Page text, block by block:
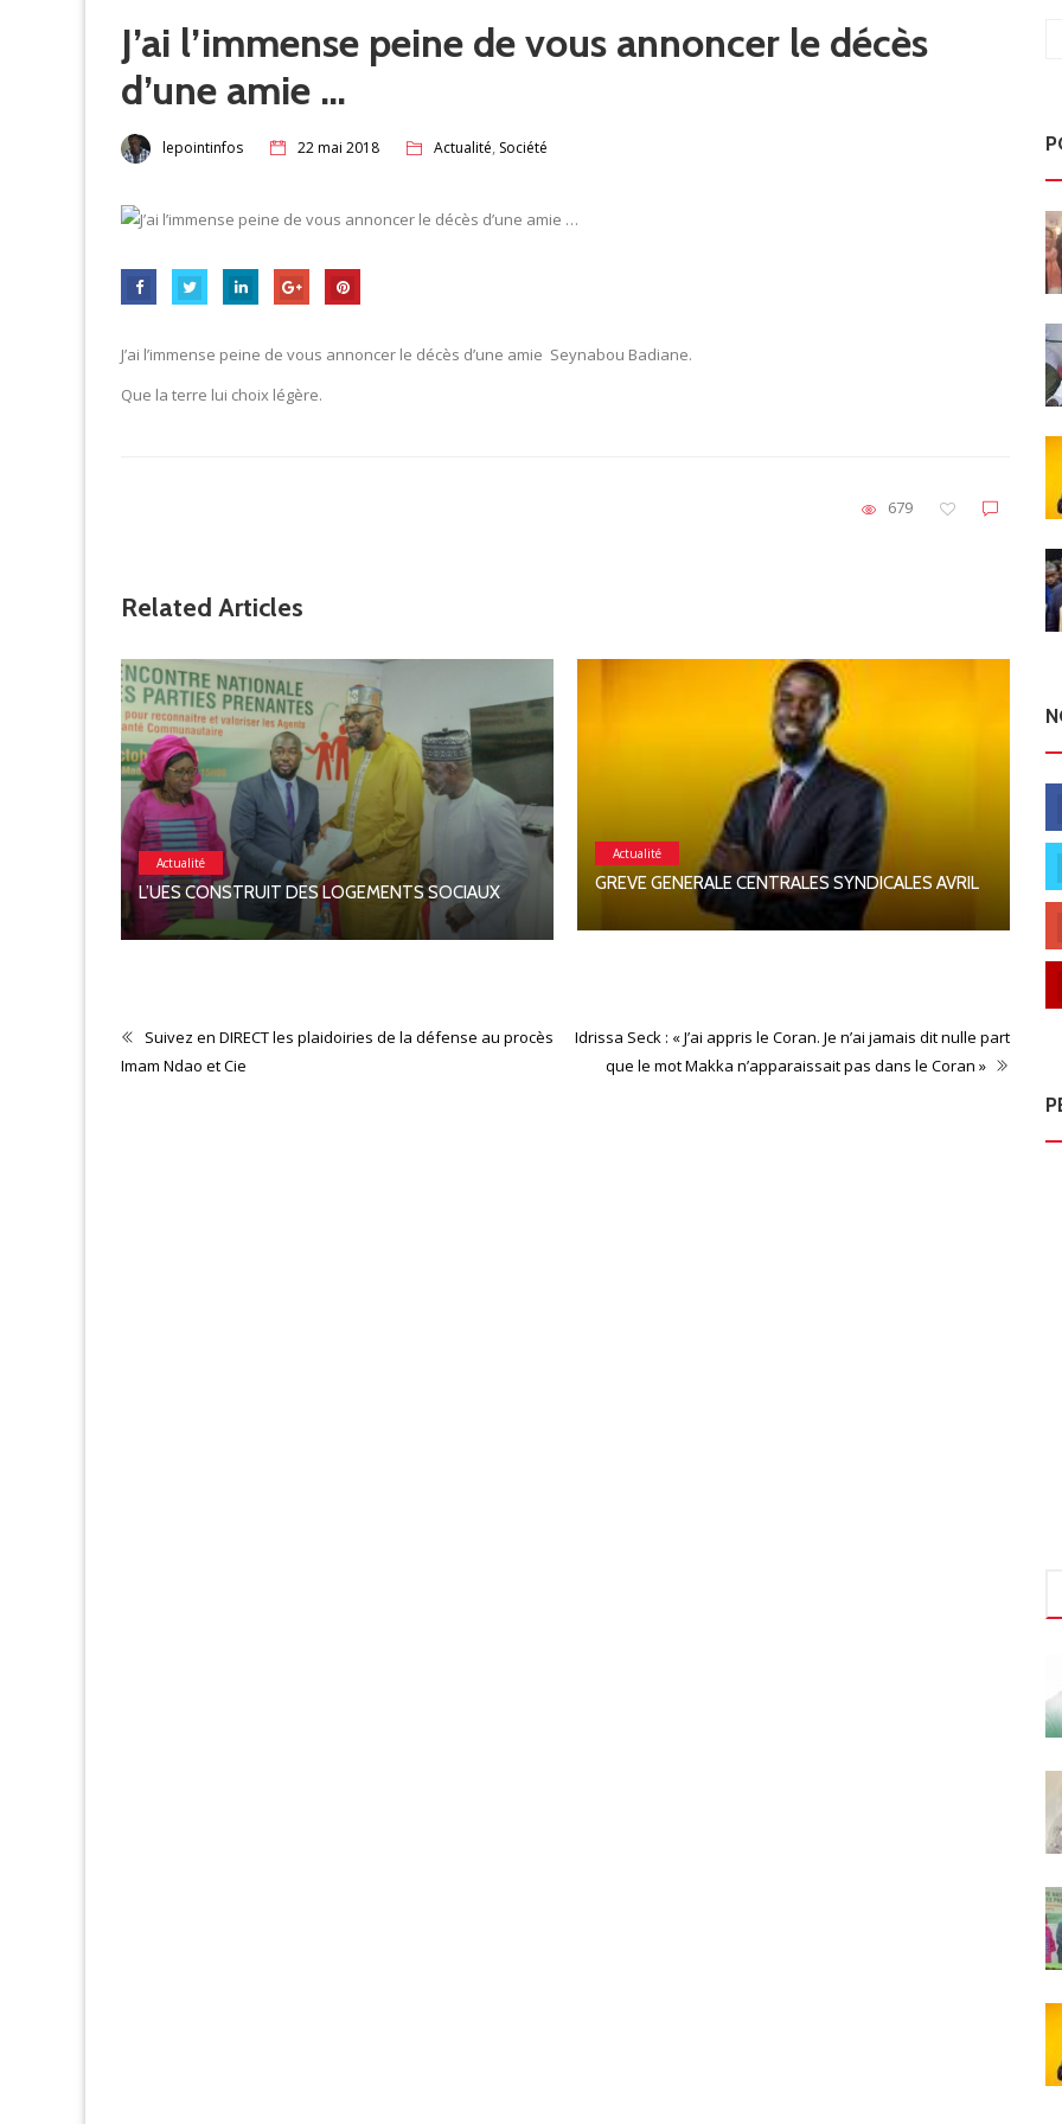
J’ai l’immense peine de vous annoncer le décès
d’une amie …
lepointinfos 22 mai 2018 Actualité, Société
J’ai l’immense peine de vous annoncer le décès d’une amie Seynabou Badiane.
Que la terre lui choix légère.
679
Related Articles
Actualité
L’UES CONSTRUIT DES LOGEMENTS SOCIAUX
Actualité
GREVE GENERALE CENTRALES SYNDICALES AVRIL
Suivez en DIRECT les plaidoiries de la défense au procès
Imam Ndao et Cie
Idrissa Seck : « J’ai appris le Coran. Je n’ai jamais dit nulle part
que le mot Makka n’apparaissait pas dans le Coran »